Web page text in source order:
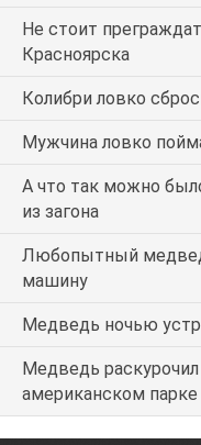
Не стоит
Красноярска
Колибри ловко
Мужчина ловко
А что так можно
из загона
Любопытный
машину
Медведь ночью
Медведь
американском парке